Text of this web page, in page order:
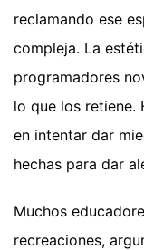
reclamando ese
compleja. La
programadores
lo que los retiene.
en intentar dar
hechas para dar
Muchos
recreaciones,